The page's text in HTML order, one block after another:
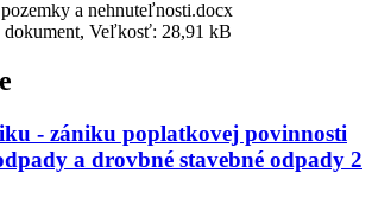
a nehnuteľnosti.docx
Veľkosť: 28,91 kB
- zániku poplatkovej povinnosti
a drovbné stavebné odpady 2